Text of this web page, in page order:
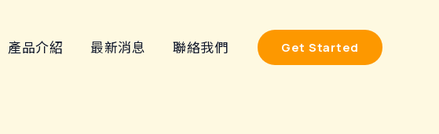
產品介紹 最新消息 聯絡我們 Get Started